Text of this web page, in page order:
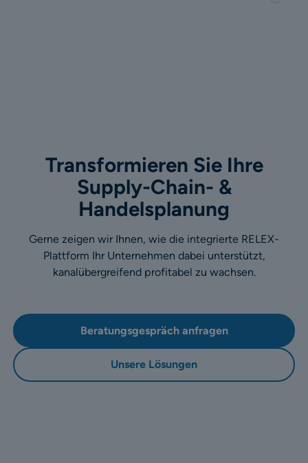
Transformieren Sie Ihre
Supply-Chain- &
Handelsplanung
Gerne zeigen wir Ihnen, wie die integrierte RELEX-
Plattform Ihr Unternehmen dabei unterstützt,
kanalübergreifend profitabel zu wachsen.
Beratungsgespräch anfragen
Unsere Lösungen